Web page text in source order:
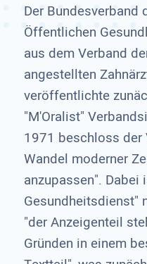
Der Bundesverband
Öffentlichen
aus dem Verband
angestellten
veröffentlichte
"M'Oralist"
1971 beschloss der
Wandel moderner
anzupassen". Dabei
Gesundheitsdienst"
"der Anzeigenteil
Gründen in einem